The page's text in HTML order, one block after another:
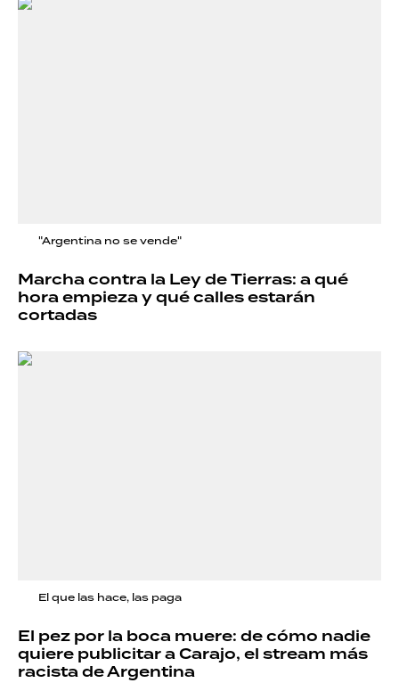
"Argentina no se vende"
Marcha contra la Ley de Tierras: a qué
hora empieza y qué calles estarán
cortadas
El que las hace, las paga
El pez por la boca muere: de cómo nadie
quiere publicitar a Carajo, el stream más
racista de Argentina